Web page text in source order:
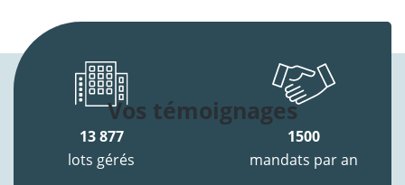
Vos témoignages
13 877
lots gérés
1500
mandats par an